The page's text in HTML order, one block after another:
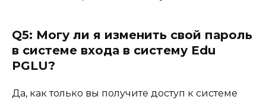
Q5: Могу ли я изменить свой пароль
в системе входа в систему Edu
PGLU?
Да, как только вы получите доступ к системе